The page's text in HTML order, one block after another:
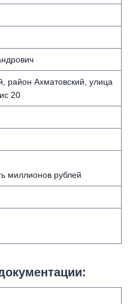
район Ахматовский, улица
20
миллионов рублей